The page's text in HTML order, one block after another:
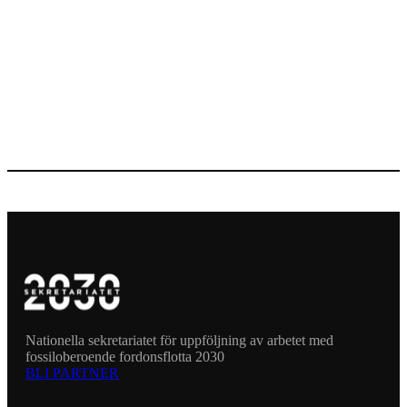
Nationella sekretariatet för uppföljning av arbetet med
fossiloberoende fordonsflotta 2030
BLI PARTNER